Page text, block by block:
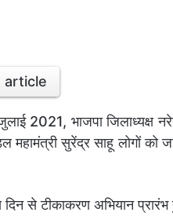
article
2021, भाजपा जिलाध्यक्ष
महामंत्री सुरेंद्र साहू लोगों
दिन से टीकाकरण अभियान